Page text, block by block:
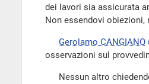
dei lavori sia assicurata
Non essendovi obiezioni,
Gerolamo CANGIANO
osservazioni sul
Nessun altro